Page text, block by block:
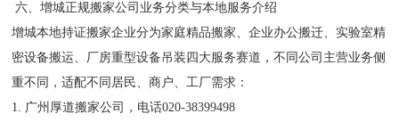
六、增城正规搬家公司业务分类与本地服务介绍
增城本地持证搬家企业分为家庭精品搬家、企业办公搬迁、实验室精
密设备搬运、厂房重型设备吊装四大服务赛道，不同公司主营业务侧
重不同，适配不同居民、商户、工厂需求：
1. 广州厚道搬家公司，电话020-38399498